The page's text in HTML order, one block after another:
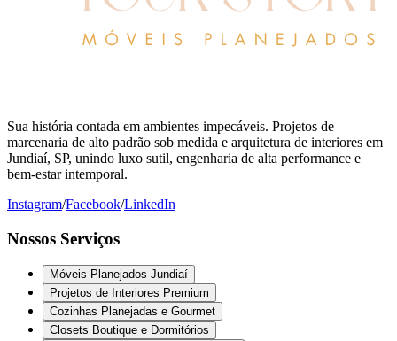
Sua história contada em ambientes impecáveis. Projetos de
marcenaria de alto padrão sob medida e arquitetura de interiores em
Jundiaí, SP, unindo luxo sutil, engenharia de alta performance e
bem-estar intemporal.
Instagram/Facebook/LinkedIn
Nossos Serviços
Móveis Planejados Jundiaí
Projetos de Interiores Premium
Cozinhas Planejadas e Gourmet
Closets Boutique e Dormitórios